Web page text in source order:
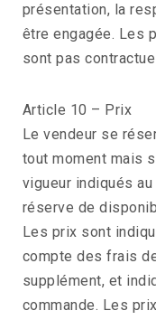
présentation, la
être engagée. Les
sont pas
Article 10 – Prix
Le vendeur se
tout moment mais
vigueur indiqués
réserve de
Les prix sont
compte des frais
supplément, et
commande. Les